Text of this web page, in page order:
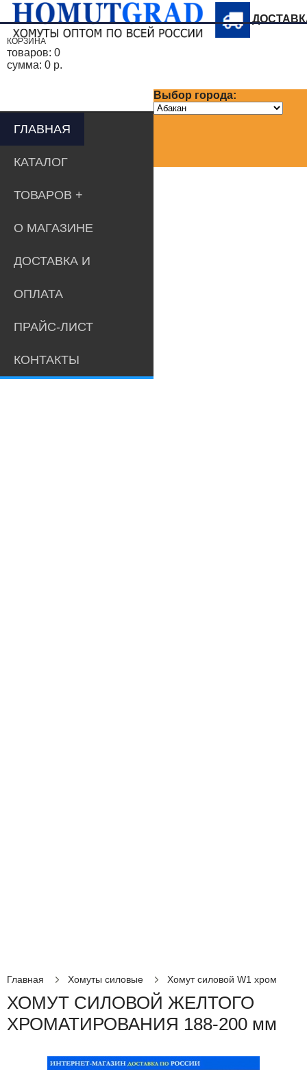
Выбор города:
КОРЗИНА
товаров: 0
сумма: 0 р.
ГЛАВНАЯ
КАТАЛОГ
ТОВАРОВ
О МАГАЗИНЕ
ДОСТАВКА И
ОПЛАТА
ПРАЙС-ЛИСТ
КОНТАКТЫ
Главная Хомуты силовые Хомут силовой W1 хром
ХОМУТ СИЛОВОЙ ЖЕЛТОГО
ХРОМАТИРОВАНИЯ 188-200 мм